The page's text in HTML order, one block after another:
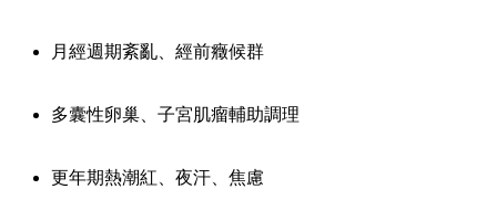
月經週期紊亂、經前癥候群
多囊性卵巢、子宮肌瘤輔助調理
更年期熱潮紅、夜汗、焦慮